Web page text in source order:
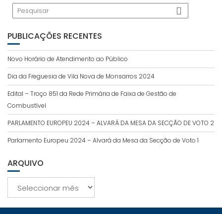
PUBLICAÇÕES RECENTES
Novo Horário de Atendimento ao Público
Dia da Freguesia de Vila Nova de Monsarros 2024
Edital – Troço 851 da Rede Primária de Faixa de Gestão de
Combustível
PARLAMENTO EUROPEU 2024 – ALVARÁ DA MESA DA SECÇÃO DE VOTO 2
Parlamento Europeu 2024 – Alvará da Mesa da Secção de Voto 1
ARQUIVO